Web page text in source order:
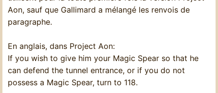
Aon, sauf que Gallimard a mélangé les renvois de
paragraphe.
En anglais, dans Project Aon:
If you wish to give him your Magic Spear so that he
can defend the tunnel entrance, or if you do not
possess a Magic Spear, turn to 118.